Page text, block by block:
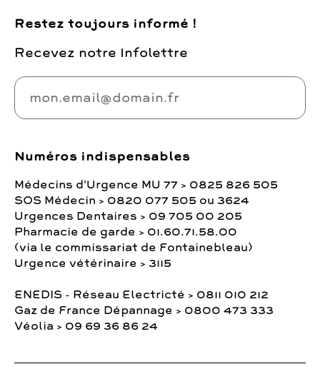
Restez toujours informé !
Recevez notre Infolettre
Numéros indispensables
Médecins d'Urgence MU 77 > 0825 826 505
SOS Médecin > 0820 077 505 ou 3624
Urgences Dentaires > 09 705 00 205
Pharmacie de garde > 01.60.71.58.00
(via le commissariat de Fontainebleau)
Urgence vétérinaire > 3115
ENEDIS - Réseau Electricté > 0811 010 212
Gaz de France Dépannage > 0800 473 333
Véolia > 09 69 36 86 24